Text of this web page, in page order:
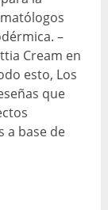
–
Cream en
esto, Los
que
a base de